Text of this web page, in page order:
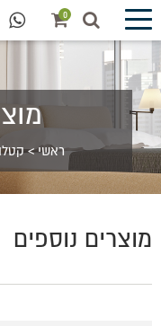
0
ראשי>
מוצרים נוספים